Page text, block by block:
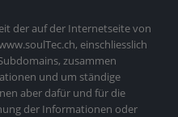
der auf der Internetseite von
einschliesslich
zusammen
und um ständige
aber dafür und für die
der Informationen oder